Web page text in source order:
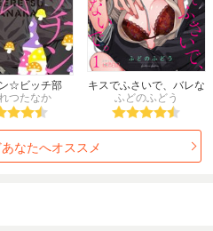
2003年夏
2003年秋
2002年夏
2002年秋
2001年夏
2001年秋
1998年
1997年
1994年
1993年
1990年
1989年
1986年
☆ビッチ部
つたなか
キスでふさいで、バレな
いで。
ふどのふどう
なたへオススメ